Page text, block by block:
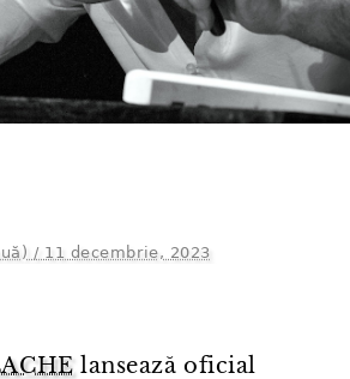
/ 11 decembrie, 2023
lansează oficial